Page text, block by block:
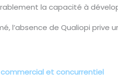
la capacité à
l’absence de Qualiopi
commercial et concurrentiel